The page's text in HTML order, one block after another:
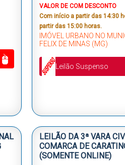
VALOR DE COM DESCONTO
Com início a partir das 14:30
partir das 15:00 horas.
IMÓVEL URBANO NO
FELIX DE MINAS (MG)
Leilão Suspenso
LEILÃO DA 3ª VARA
COMARCA DE
(SOMENTE ONLINE)